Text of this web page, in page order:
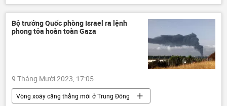
xuất khẩu
Bộ trưởng Quốc phòng Israel ra lệnh
phong tỏa hoàn toàn Gaza
9 Tháng Mười 2023, 17:05
Vòng xoáy căng thẳng mới ở Trung Đông